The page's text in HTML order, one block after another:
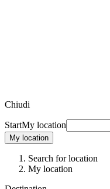
Chiudi
StartMy location
My location
Search for location
My location